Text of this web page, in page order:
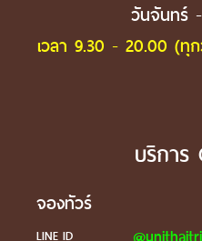
วันจันทร์
เวลา 9.30 - 20.00 (ทุ
บริการ
จองทัวร์
LINE ID